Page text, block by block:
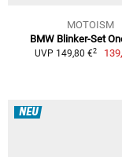
MOTOISM
BMW Blinker-Set
UVP 149,80 €2
NEU